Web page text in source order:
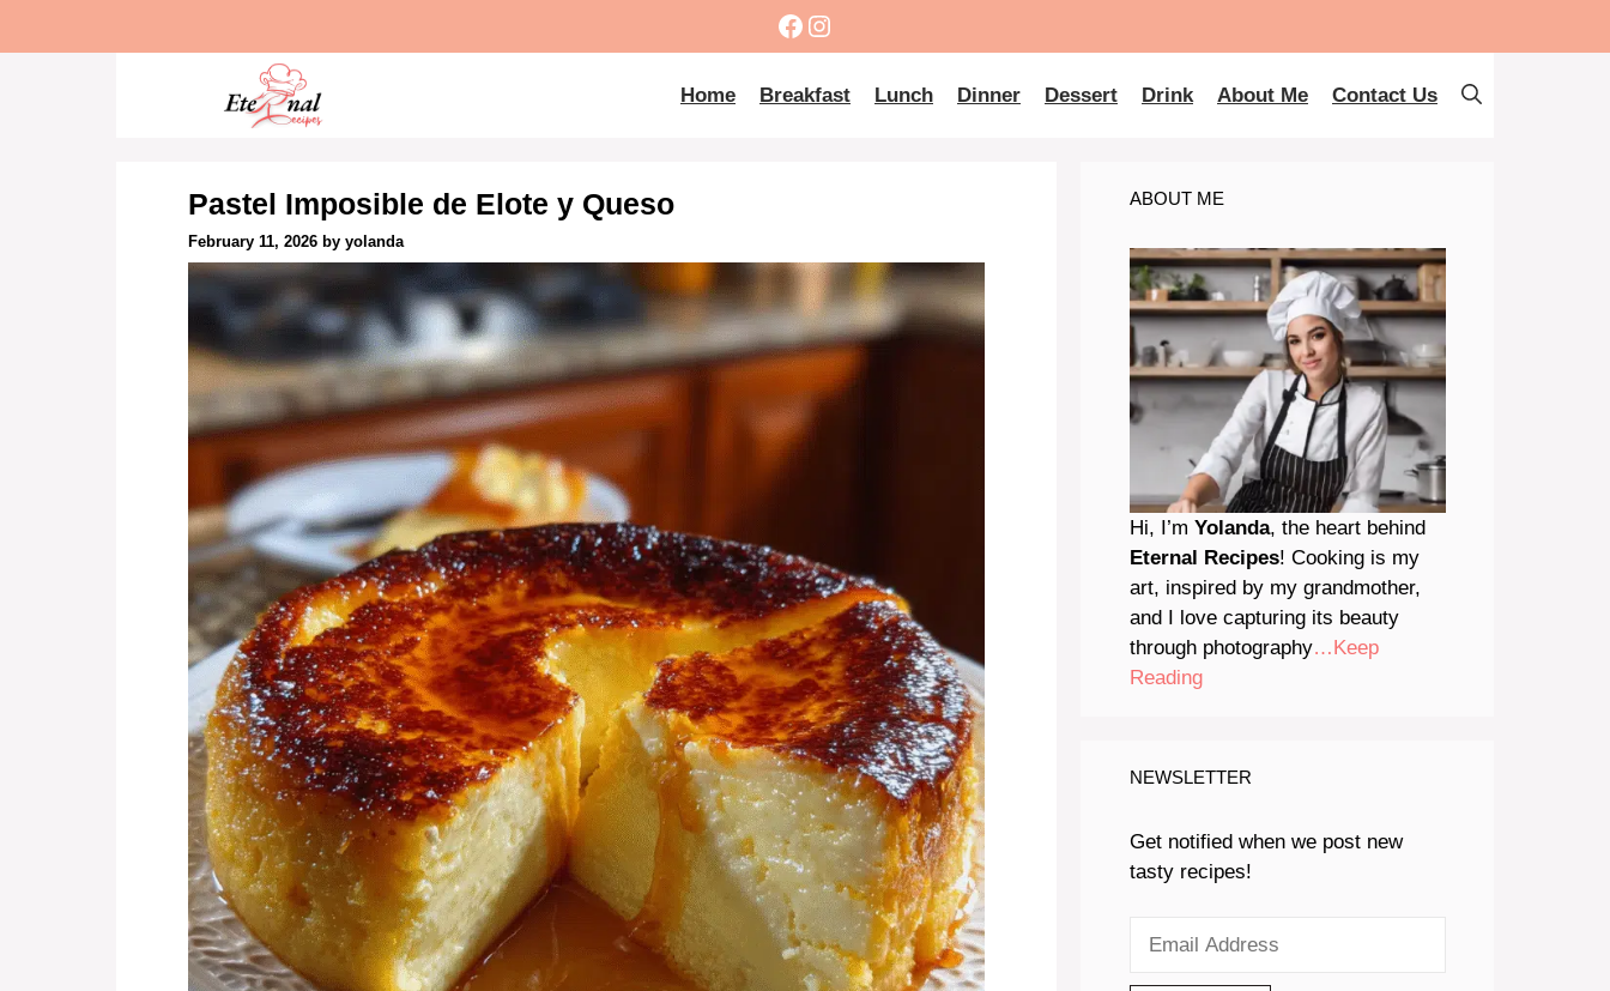
Facebook
Instagram
Home Breakfast Lunch Dinner Dessert Drink About Me Contact Us
Pastel Imposible de Elote y Queso
February 11, 2026 by yolanda
ABOUT ME
Hi, I’m Yolanda, the heart behind
Eternal Recipes! Cooking is my
art, inspired by my grandmother,
and I love capturing its beauty
through photography…Keep
Reading
NEWSLETTER
Get notified when we post new
tasty recipes!